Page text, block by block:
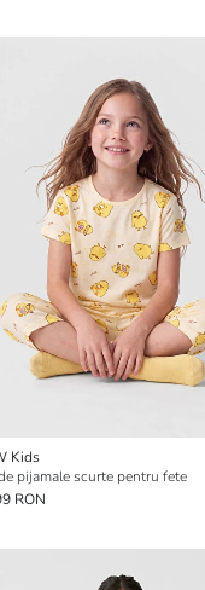
Kids
pijamale scurte pentru fete
RON